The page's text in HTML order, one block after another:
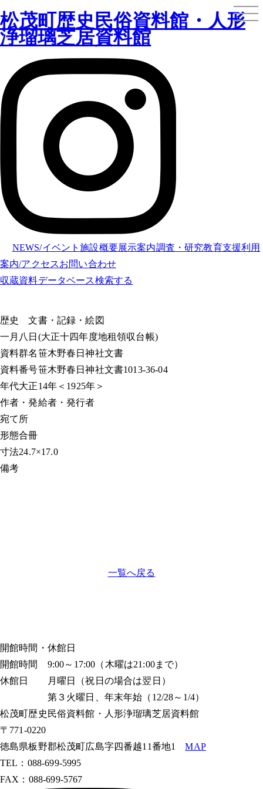
松茂町歴史民俗資料館・人形
浄瑠璃芝居資料館
NEWS/イベント施設概要展示案内調査・研究教育支援利用
案内/アクセスお問い合わせ
収蔵資料データベース検索する
歴史
文書・記録・絵図
一月八日(大正十四年度地租領収台帳)
資料群名笹木野春日神社文書
資料番号笹木野春日神社文書1013-36-04
年代大正14年＜1925年＞
作者・発給者・発行者
宛て所
形態合冊
寸法24.7×17.0
備考
一覧へ戻る
開館時間・休館日
開館時間 9:00～17:00（木曜は21:00まで）
休館日 月曜日（祝日の場合は翌日）
第３火曜日、年末年始（12/28～1/4）
松茂町歴史民俗資料館・人形浄瑠璃芝居資料館
〒771-0220
徳島県板野郡松茂町広島字四番越11番地1MAP
TEL：088-699-5995
FAX：088-699-5767